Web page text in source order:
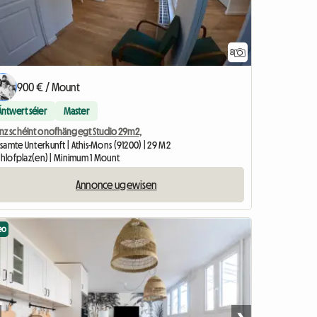
8
900 € / Mount
séier Master
schéint onofhängegt Studio 29m2,
Unterkunft | Athis-Mons (91200) | 29 M2
| Minimum 1 Mount
Annonce ugewisen